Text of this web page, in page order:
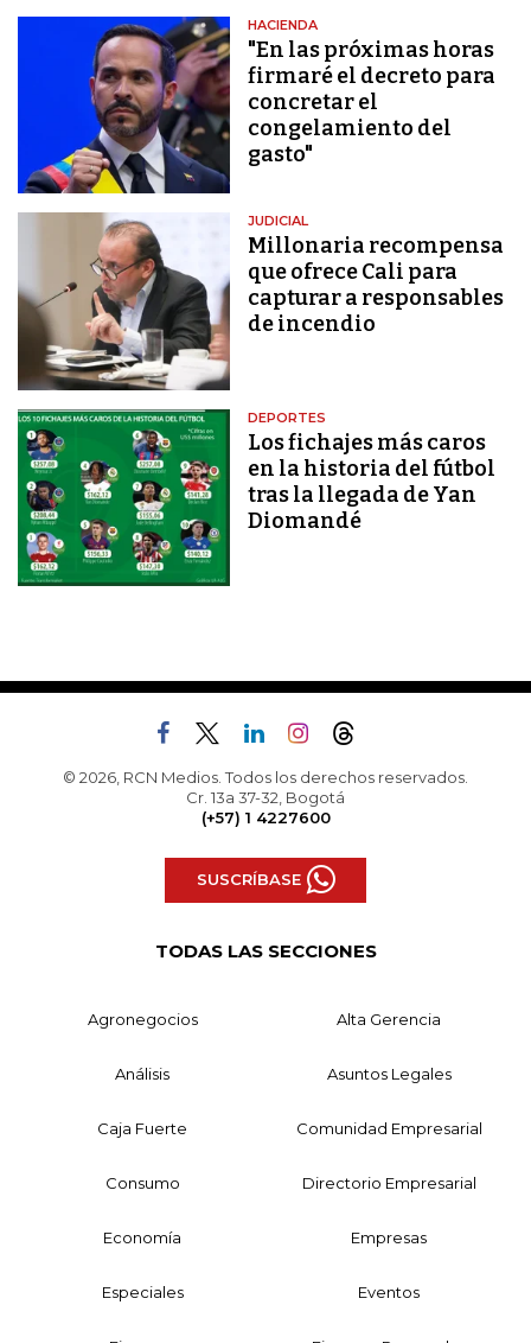
HACIENDA
"En las próximas horas
firmaré el decreto para
concretar el
congelamiento del
gasto"
JUDICIAL
Millonaria recompensa
que ofrece Cali para
capturar a responsables
de incendio
DEPORTES
Los fichajes más caros
en la historia del fútbol
tras la llegada de Yan
Diomandé
© 2026, RCN Medios. Todos los derechos reservados.
Cr. 13a 37-32, Bogotá
(+57) 1 4227600
SUSCRÍBASE
TODAS LAS SECCIONES
Agronegocios Alta Gerencia
Análisis Asuntos Legales
Caja Fuerte Comunidad Empresarial
Consumo Directorio Empresarial
Economía Empresas
Especiales Eventos